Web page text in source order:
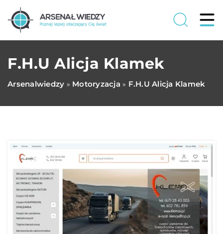
F.H.U Alicja Klamek
Arsenalwiedzy » Motoryzacja » F.H.U Alicja Klamek